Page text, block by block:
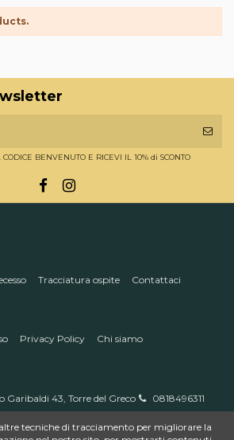
BENVENUTO E RICEVI IL 10% di SCONTO
Tracciatura ospite Contattaci
Privacy Policy Chi siamo
Garibaldi 43, Torre del Greco
0818496311
tecniche di tracciamento per migliorare la